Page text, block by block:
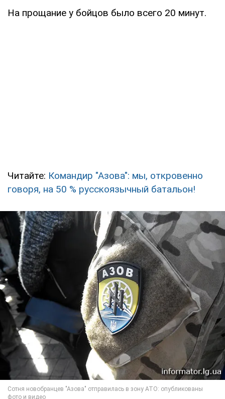
На прощание у бойцов было всего 20 минут.
Читайте: Командир "Азова": мы, откровенно
говоря, на 50 % русскоязычный батальон!